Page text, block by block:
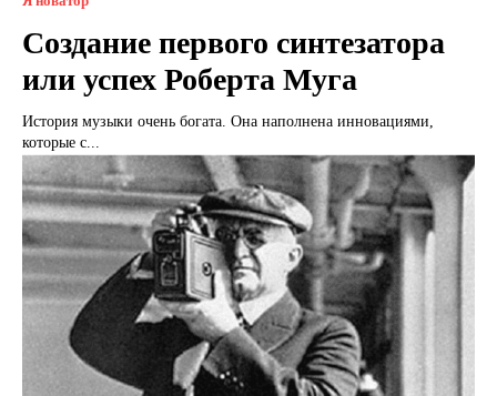
Создание первого синтезатора
или успех Роберта Муга
История музыки очень богата. Она наполнена инновациями,
которые с...